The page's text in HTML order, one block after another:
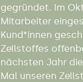
gegründet. Im
Mitarbeiter
Kund*innen
Zellstoffes
nächsten Jahr
Mal unseren